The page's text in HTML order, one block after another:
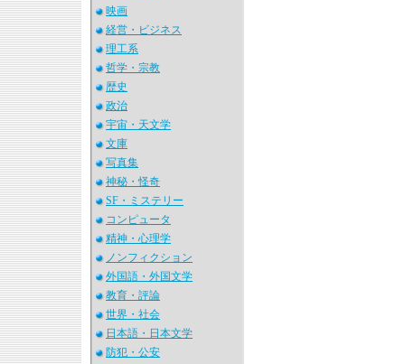
映画
経営・ビジネス
理工系
哲学・宗教
歴史
政治
宇宙・天文学
文庫
写真集
神秘・怪奇
SF・ミステリー
コンピュータ
精神・心理学
ノンフィクション
外国語・外国文学
教育・評論
世界・社会
日本語・日本文学
防犯・公安